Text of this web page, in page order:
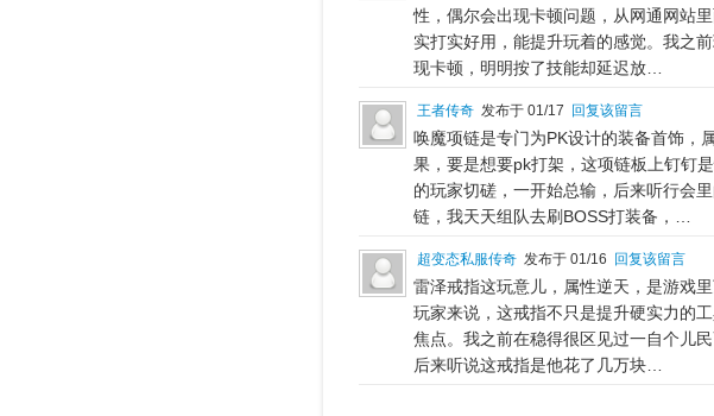
性，偶尔会出现卡顿问题，从网通网站
实打实好用，能提升玩着的感觉。我之
现卡顿，明明按了技能却延迟放…
王者传奇 发布于 01/17 回复该留言
唤魔项链是专门为PK设计的装备首饰，
果，要是想要pk打架，这项链板上钉钉
的玩家切磋，一开始总输，后来听行会
链，我天天组队去刷BOSS打装备，…
超变态私服传奇 发布于 01/16 回复该留言
雷泽戒指这玩意儿，属性逆天，是游戏
玩家来说，这戒指不只是提升硬实力的
焦点。我之前在稳得很区见过一自个儿
后来听说这戒指是他花了几万块…